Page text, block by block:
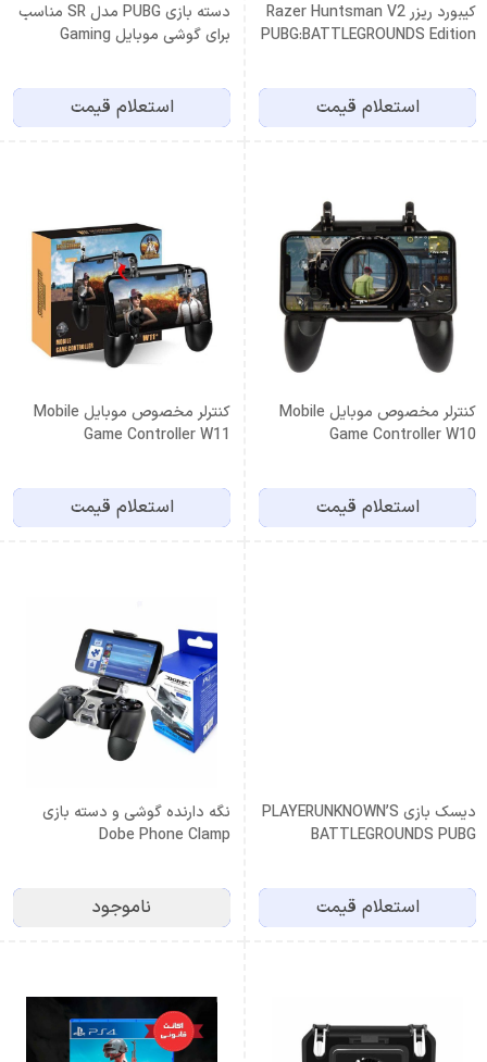
کیبورد ریزر Razer Huntsman V2
PUBG:BATTLEGROUNDS Edition
استعلام قیمت
دسته بازی PUBG مدل SR مناسب
برای گوشی موبایل Gaming
استعلام قیمت
کنترلر مخصوص موبایل Mobile
Game Controller W10
استعلام قیمت
کنترلر مخصوص موبایل Mobile
Game Controller W11
استعلام قیمت
دیسک بازی PLAYERUNKNOWN’S
BATTLEGROUNDS PUBG
استعلام قیمت
نگه دارنده گوشی و دسته بازی
Dobe Phone Clamp
ناموجود